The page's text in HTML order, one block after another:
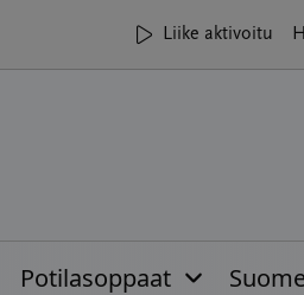
Liike aktivoitu
Potilasoppaat